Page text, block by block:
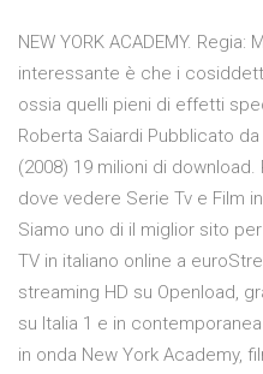
NEW YORK ACADEMY.
interessante è che i
ossia quelli pieni di effetti
Roberta Saiardi Pubblicato
(2008) 19 milioni di
dove vedere Serie Tv e Film
Siamo uno di il miglior sito
TV in italiano online a
streaming HD su Openload,
su Italia 1 e in
in onda New York Academy,